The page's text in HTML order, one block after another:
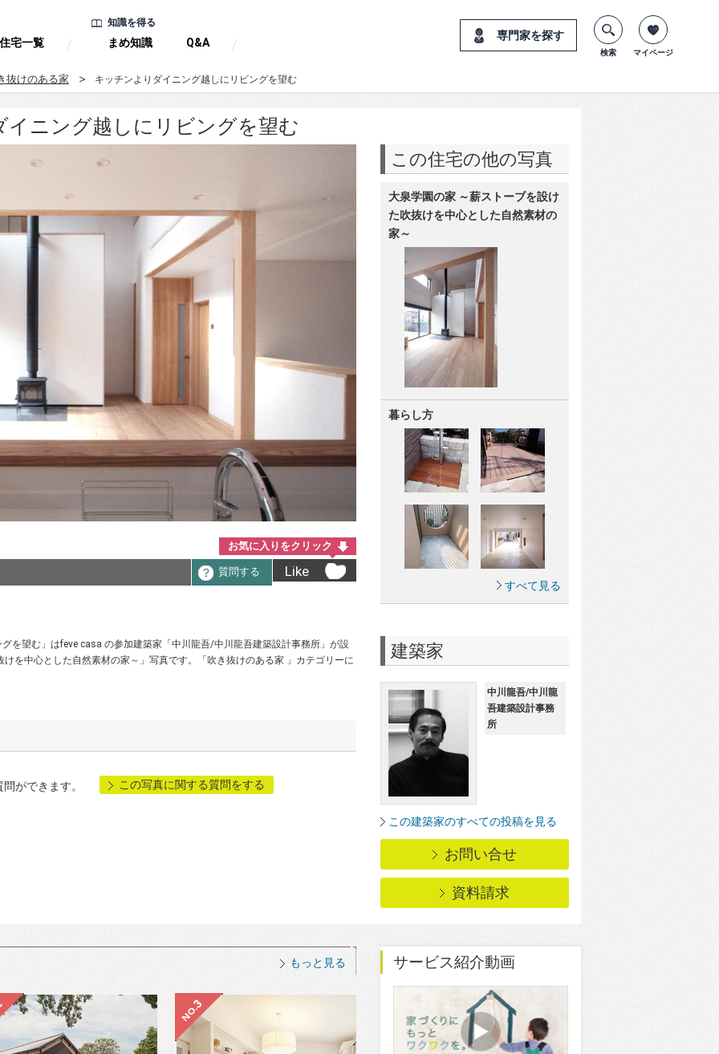
宅一覧
知識を得る
まめ知識 Q&A
専門家を探す
検索 マイページ
抜けのある家 キッチンよりダイニング越しにリビングを望む
イニング越しにリビングを望む
お気に入りをクリック
質問する Like
を望む」はfeve casa の参加建築家「中川龍吾/中川龍吾建築設計事務所」が設
を中心とした自然素材の家～」写真です。「吹き抜けのある家 」カテゴリーに
ができます。 この写真に関する質問をする
この住宅の他の写真
大泉学園の家 ～薪ストーブを設け
た吹抜けを中心とした自然素材の
家～
暮らし方
すべて見る
建築家
中川龍吾/中川龍
吾建築設計事務
所
この建築家のすべての投稿を見る
お問い合せ
資料請求
もっと見る サービス紹介動画